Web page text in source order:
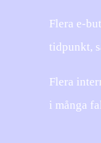
Flera e-
tidpunkt,
Flera
i många